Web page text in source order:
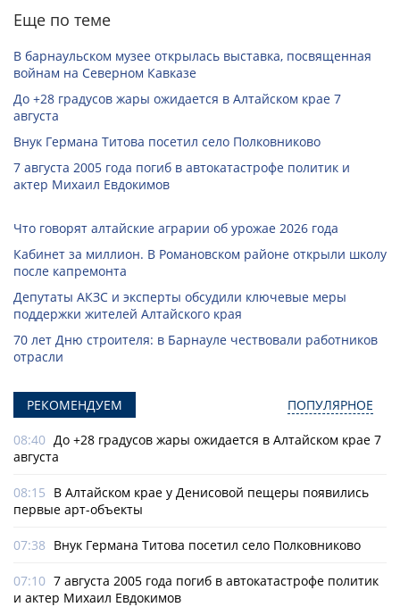
Еще по теме
В барнаульском музее открылась выставка, посвященная
войнам на Северном Кавказе
До +28 градусов жары ожидается в Алтайском крае 7
августа
Внук Германа Титова посетил село Полковниково
7 августа 2005 года погиб в автокатастрофе политик и
актер Михаил Евдокимов
Что говорят алтайские аграрии об урожае 2026 года
Кабинет за миллион. В Романовском районе открыли школу
после капремонта
Депутаты АКЗС и эксперты обсудили ключевые меры
поддержки жителей Алтайского края
70 лет Дню строителя: в Барнауле чествовали работников
отрасли
РЕКОМЕНДУЕМ ПОПУЛЯРНОЕ
08:40 До +28 градусов жары ожидается в Алтайском крае 7
августа
08:15 В Алтайском крае у Денисовой пещеры появились
первые арт-объекты
07:38 Внук Германа Титова посетил село Полковниково
07:10 7 августа 2005 года погиб в автокатастрофе политик
и актер Михаил Евдокимов